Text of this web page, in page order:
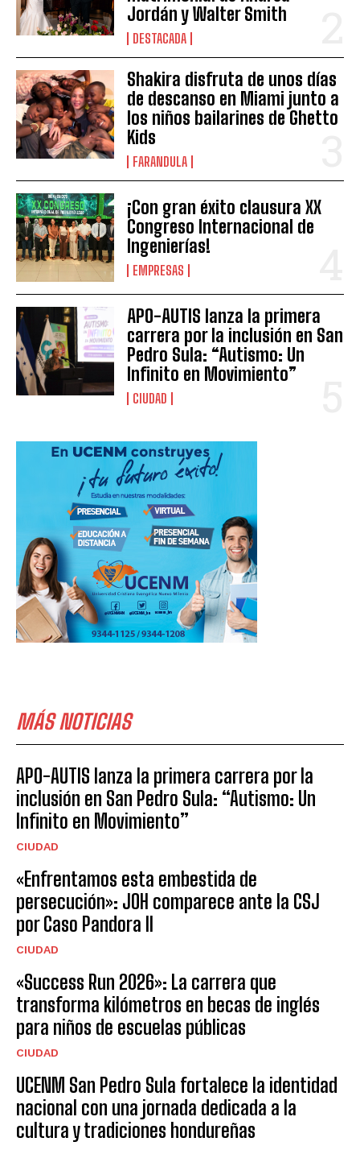
Jordán y Walter Smith
DESTACADA
Shakira disfruta de unos días
de descanso en Miami junto a
los niños bailarines de Ghetto
Kids
FARANDULA
¡Con gran éxito clausura XX
Congreso Internacional de
Ingenierías!
EMPRESAS
APO-AUTIS lanza la primera
carrera por la inclusión en San
Pedro Sula: “Autismo: Un
Infinito en Movimiento”
CIUDAD
MÁS NOTICIAS
APO-AUTIS lanza la primera carrera por la
inclusión en San Pedro Sula: “Autismo: Un
Infinito en Movimiento”
CIUDAD
«Enfrentamos esta embestida de
persecución»: JOH comparece ante la CSJ
por Caso Pandora II
CIUDAD
«Success Run 2026»: La carrera que
transforma kilómetros en becas de inglés
para niños de escuelas públicas
CIUDAD
UCENM San Pedro Sula fortalece la identidad
nacional con una jornada dedicada a la
cultura y tradiciones hondureñas